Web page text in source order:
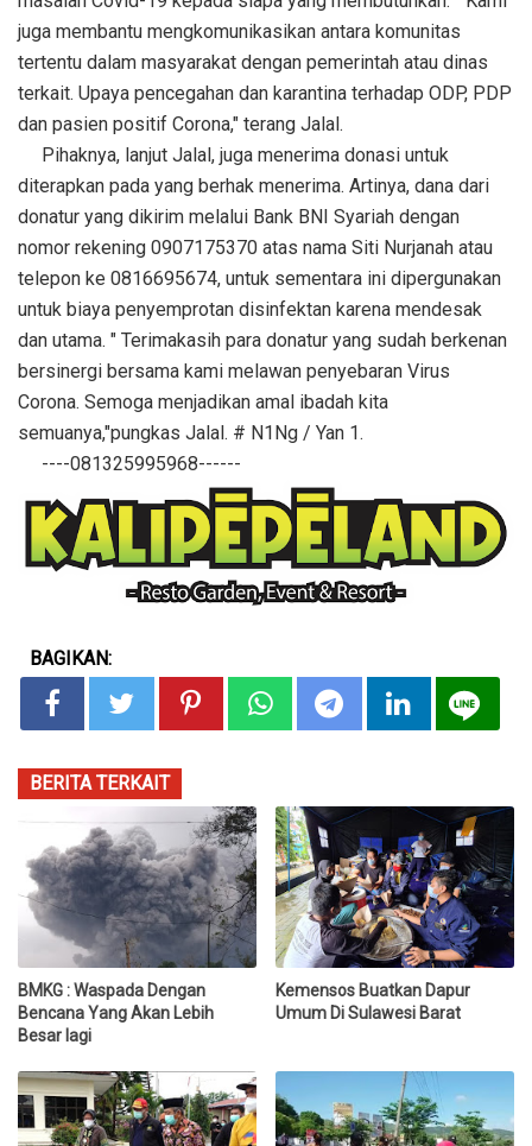
juga membantu mengkomunikasikan antara komunitas
tertentu dalam masyarakat dengan pemerintah atau dinas
terkait. Upaya pencegahan dan karantina terhadap ODP, PDP
dan pasien positif Corona," terang Jalal.
Pihaknya, lanjut Jalal, juga menerima donasi untuk
diterapkan pada yang berhak menerima. Artinya, dana dari
donatur yang dikirim melalui Bank BNI Syariah dengan
nomor rekening 0907175370 atas nama Siti Nurjanah atau
telepon ke 0816695674, untuk sementara ini dipergunakan
untuk biaya penyemprotan disinfektan karena mendesak
dan utama. " Terimakasih para donatur yang sudah berkenan
bersinergi bersama kami melawan penyebaran Virus
Corona. Semoga menjadikan amal ibadah kita
semuanya,"pungkas Jalal. # N1Ng / Yan 1.
----081325995968------
BAGIKAN:
BERITA TERKAIT
BMKG : Waspada Dengan
Bencana Yang Akan Lebih
Besar lagi
Kemensos Buatkan Dapur
Umum Di Sulawesi Barat